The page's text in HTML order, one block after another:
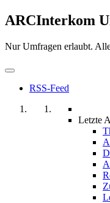
ARCInterkom
Nur Umfragen erlaubt.
RSS-Feed
Letzte